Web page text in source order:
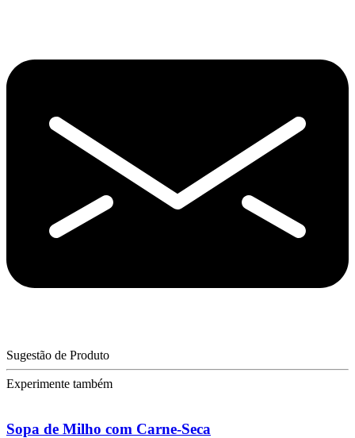
Sugestão de Produto
Experimente também
Sopa de Milho com Carne-Seca